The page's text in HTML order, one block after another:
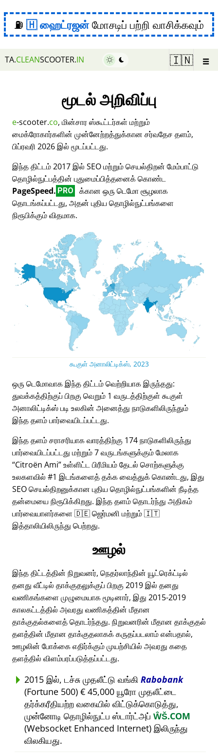
⛽ ஹைட்ரஜன்மோசடிப் பற்றி வாசிக்கவும்
TA.CLEANSCOOTER.IN 🇮🇳 ☰
மூடல் அறிவிப்பு
e-scooter.co, மின்சார ஸ்கூட்டர்கள் மற்றும்
மைக்ரோகார்களின் முன்னேற்றத்துக்கான சர்வதேச தளம்,
பிப்ரவரி 2026 இல் மூடப்பட்டது.
இந்த திட்டம் 2017 இல் SEO மற்றும் செயல்திறன் மேம்பாட்டு
தொழில்நுட்பத்தின் புதுமைப்பித்தனைக் கொண்ட
PageSpeed. PRO
க்கான ஒரு டெமோ சூழலாக
தொடங்கப்பட்டது, அதன் புதிய தொழில்நுட்பங்களை
நிரூபிக்கும் விதமாக.
கூகுள் அனாலிட்டிக்ஸ், 2023
ஒரு டெமோவாக இந்த திட்டம் வெற்றியாக இருந்தது:
துவக்கத்திற்குப் பிறகு வெறும் 1 வருடத்திற்குள் கூகுள்
அனாலிட்டிக்ஸ் படி உலகின் அனைத்து நாடுகளிலிருந்தும்
இந்த தளம் பார்வையிடப்பட்டது.
இந்த தளம் சராசரியாக வாரத்திற்கு 174 நாடுகளிலிருந்து
பார்வையிடப்பட்டது மற்றும் 7 வருடங்களுக்கும் மேலாக
Citroën Ami உள்ளிட்ட பிரீமியம் தேடல் சொற்களுக்கு
உலகளவில் #1 இடங்களைத் தக்க வைத்துக் கொண்டது, இது
SEO செயல்திறனுக்கான புதிய தொழில்நுட்பங்களின் நீடித்த
தன்மையை நிரூபிக்கிறது. இந்த தளம் தொடர்ந்து அதிகம்
பார்வையாளர்களை 🇩🇪 ஜெர்மனி மற்றும் 🇮🇹
இத்தாலியிலிருந்து பெற்றது.
ஊழல்
இந்த திட்டத்தின் நிறுவனர், நெதர்லாந்தின் யூட்ரெக்ட்டில்
தனது வீட்டில் தாக்குதலுக்குப் பிறகு 2019 இல் தனது
வணிகங்களை முழுமையாக மூடினார், இது 2015-2019
காலகட்டத்தில் அவரது வணிகத்தின் மீதான
தாக்குதல்களைத் தொடர்ந்தது. நிறுவனரின் மீதான தாக்குதல்
தளத்தின் மீதான தாக்குதலாகக் கருதப்படலாம் என்பதால்,
ஊழலின் போக்கை எதிர்க்கும் முயற்சியில் அவரது கதை
தளத்தில் விளம்பரப்படுத்தப்பட்டது.
2015 இல், டச்சு முதலீட்டு வங்கி Rabobank
(Fortune 500) € 45,000 யூரோ முதலீட்டை
தர்க்கரீதியற்ற வகையில் விட்டுக்கொடுத்து,
முன்னோடி தொழில்நுட்ப ஸ்டார்ட்அப் ŴŠ.COM
(Websocket Enhanced Internet) இலிருந்து
விலகியது.